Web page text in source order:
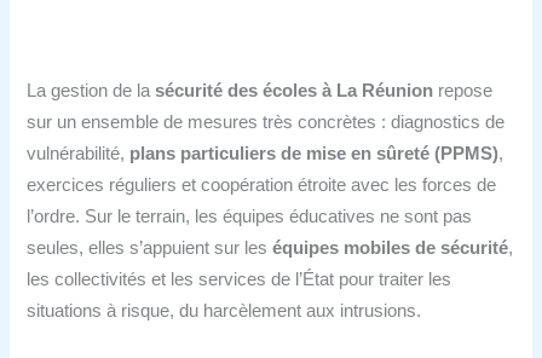
La gestion de lasécurité des écoles à La Réunion repose
sur un ensemble de mesures très concrètes : diagnostics de
vulnérabilité, plans particuliers de mise en sûreté (PPMS),
exercices réguliers et coopération étroite avec les forces de
l’ordre. Sur le terrain, les équipes éducatives ne sont pas
seules, elles s’appuient sur leséquipes mobiles de sécurité,
les collectivités et les services de l’État pour traiter les
situations à risque, du harcèlement aux intrusions.